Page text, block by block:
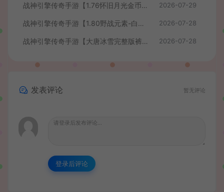
战神引擎传奇手游【1.76怀旧月光金币版】最新整理Win系复古服务端+安卓苹果双端+GM授权物品后台+详细搭建教程 2026-07-29
战神引擎传奇手游【1.80野战元素-白猪7.2免授权】最新整理Win系特色服务端+安卓+GM授权物品后台+详细搭建教程 2026-07-28
战神引擎传奇手游【大唐冰雪完整版裤衩7.0免授权】最新整理Win系特色服务端+GM授权后台+安卓苹果双端+详细搭建教程 2026-07-28
发表评论 暂无评论
登录后评论